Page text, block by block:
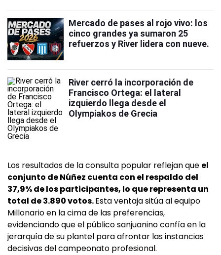
Mercado de pases al rojo vivo: los
cinco grandes ya sumaron 25
refuerzos y River lidera con nueve.
River cerró la incorporación de
Francisco Ortega: el lateral
izquierdo llega desde el
Olympiakos de Grecia
Los resultados de la consulta popular reflejan que el
conjunto de Núñez cuenta con el respaldo del
37,9% de los participantes, lo que representa un
total de 3.890 votos.Esta ventaja sitúa al equipo
Millonario en la cima de las preferencias,
evidenciando que el público sanjuanino confía en la
jerarquía de su plantel para afrontar las instancias
decisivas del campeonato profesional.